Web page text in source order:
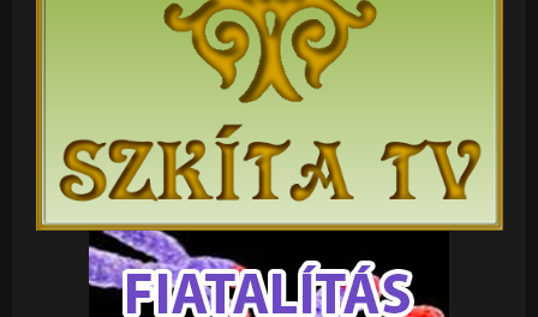
előtt. E végzetet csak a nép tudja megakadályozni, de
személyekkel nem megy ! Valahogy talán mégis az
lehet egy határ, hogy eddig és ne tovább ! Boldog új
népvilágrendet kívánok nektek, mindenkinek !